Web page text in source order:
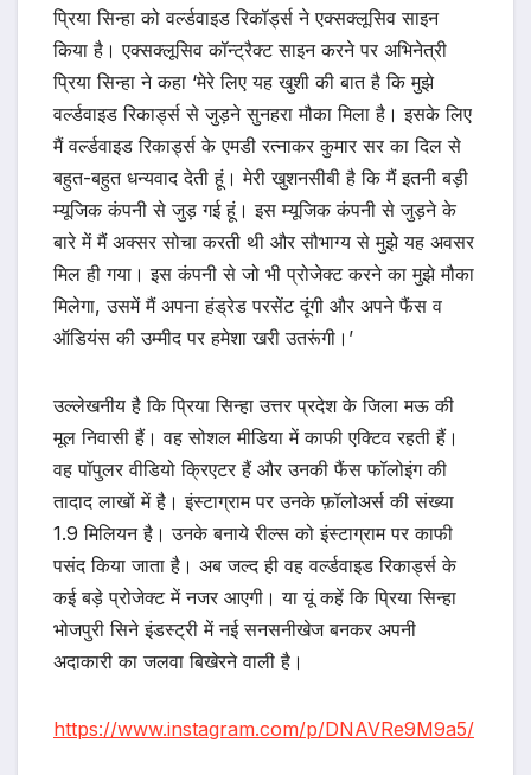
प्रिया सिन्हा को वर्ल्डवाइड रिकॉर्ड्स ने एक्सक्लूसिव साइन
किया है। एक्सक्लूसिव कॉन्ट्रैक्ट साइन करने पर अभिनेत्री
प्रिया सिन्हा ने कहा ‘मेरे लिए यह खुशी की बात है कि मुझे
वर्ल्डवाइड रिकार्ड्स से जुड़ने सुनहरा मौका मिला है। इसके लिए
मैं वर्ल्डवाइड रिकार्ड्स के एमडी रत्नाकर कुमार सर का दिल से
बहुत-बहुत धन्यवाद देती हूं। मेरी खुशनसीबी है कि मैं इतनी बड़ी
म्यूजिक कंपनी से जुड़ गई हूं। इस म्यूजिक कंपनी से जुड़ने के
बारे में मैं अक्सर सोचा करती थी और सौभाग्य से मुझे यह अवसर
मिल ही गया। इस कंपनी से जो भी प्रोजेक्ट करने का मुझे मौका
मिलेगा, उसमें मैं अपना हंड्रेड परसेंट दूंगी और अपने फैंस व
ऑडियंस की उम्मीद पर हमेशा खरी उतरूंगी।’
उल्लेखनीय है कि प्रिया सिन्हा उत्तर प्रदेश के जिला मऊ की
मूल निवासी हैं। वह सोशल मीडिया में काफी एक्टिव रहती हैं।
वह पॉपुलर वीडियो क्रिएटर हैं और उनकी फैंस फॉलोइंग की
तादाद लाखों में है। इंस्टाग्राम पर उनके फ़ॉलोअर्स की संख्या
1.9 मिलियन है। उनके बनाये रील्स को इंस्टाग्राम पर काफी
पसंद किया जाता है। अब जल्द ही वह वर्ल्डवाइड रिकार्ड्स के
कई बड़े प्रोजेक्ट में नजर आएगी। या यूं कहें कि प्रिया सिन्हा
भोजपुरी सिने इंडस्ट्री में नई सनसनीखेज बनकर अपनी
अदाकारी का जलवा बिखेरने वाली है।
https://www.instagram.com/p/DNAVRe9M9a5/